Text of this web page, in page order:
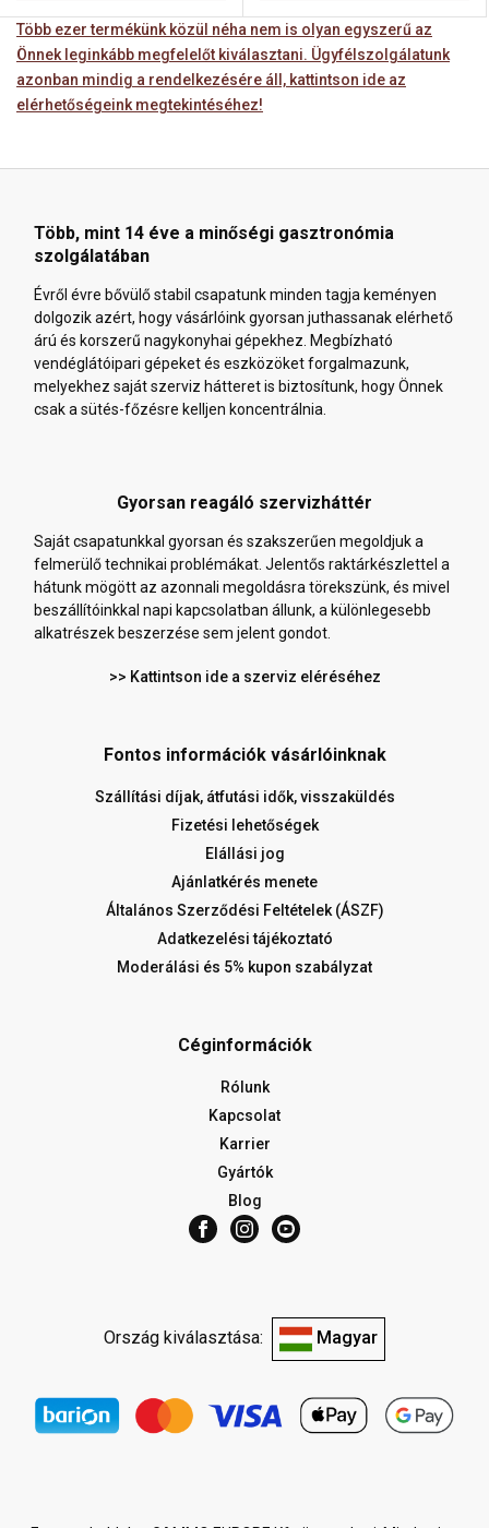
Több ezer termékünk közül néha nem is olyan egyszerű az
Önnek leginkább megfelelőt kiválasztani. Ügyfélszolgálatunk
azonban mindig a rendelkezésére áll, kattintson ide az
elérhetőségeink megtekintéséhez!
Több, mint 14 éve a minőségi gasztronómia
szolgálatában
Évről évre bővülő stabil csapatunk minden tagja keményen
dolgozik azért, hogy vásárlóink gyorsan juthassanak elérhető
árú és korszerű nagykonyhai gépekhez. Megbízható
vendéglátóipari gépeket és eszközöket forgalmazunk,
melyekhez saját szerviz hátteret is biztosítunk, hogy Önnek
csak a sütés-főzésre kelljen koncentrálnia.
Gyorsan reagáló szervizháttér
Saját csapatunkkal gyorsan és szakszerűen megoldjuk a
felmerülő technikai problémákat. Jelentős raktárkészlettel a
hátunk mögött az azonnali megoldásra törekszünk, és mivel
beszállítóinkkal napi kapcsolatban állunk, a különlegesebb
alkatrészek beszerzése sem jelent gondot.
>> Kattintson ide a szerviz eléréséhez
Fontos információk vásárlóinknak
Szállítási díjak, átfutási idők, visszaküldés
Fizetési lehetőségek
Elállási jog
Ajánlatkérés menete
Általános Szerződési Feltételek (ÁSZF)
Adatkezelési tájékoztató
Moderálási és 5% kupon szabályzat
Céginformációk
Rólunk
Kapcsolat
Karrier
Gyártók
Blog
Ország kiválasztása: Magyar